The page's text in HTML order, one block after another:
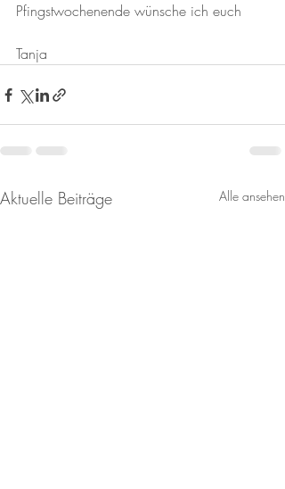
Pfingstwochenende wünsche ich euch
Tanja
Aktuelle Beiträge Alle ansehen